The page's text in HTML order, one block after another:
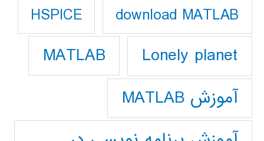
download MATLAB
HSPICE
Lonely planet
MATLAB
آموزش MATLAB